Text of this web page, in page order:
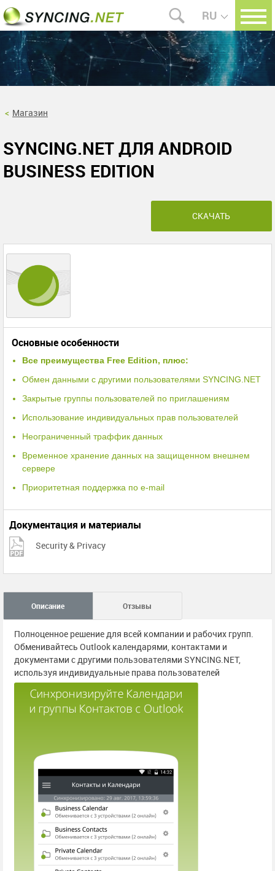
RU
Магазин
SYNCING.NET ДЛЯ ANDROID
BUSINESS EDITION
СКАЧАТЬ
Основные особенности
Все преимущества Free Edition, плюс:
Обмен данными с другими пользователями SYNCING.NET
Закрытые группы пользователей по приглашениям
Использование индивидуальных прав пользователей
Неограниченный траффик данных
Временное хранение данных на защищенном внешнем
сервере
Приоритетная поддержка по e-mail
Документация и материалы
Security & Privacy
Описание Отзывы
Полноценное решение для всей компании и рабочих групп.
Обменивайтесь Outlook календарями, контактами и
документами с другими пользователями SYNCING.NET,
используя индивидуальные права пользователей